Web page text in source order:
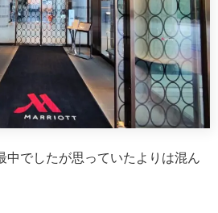
中でしたが思っていたよりは混ん